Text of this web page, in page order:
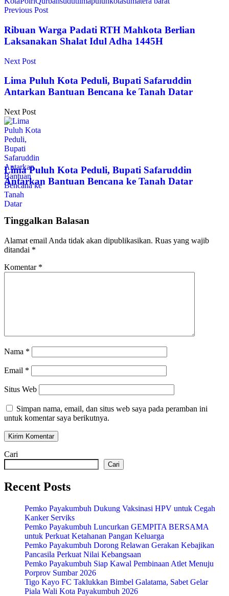
Previous Post
Ribuan Warga Padati RTH Mahkota Berlian
Laksanakan Shalat Idul Adha 1445H
Next Post
Lima Puluh Kota Peduli, Bupati Safaruddin
Antarkan Bantuan Bencana ke Tanah Datar
Next Post
Lima Puluh Kota Peduli, Bupati Safaruddin
Antarkan Bantuan Bencana ke Tanah Datar
Tinggalkan Balasan
Alamat email Anda tidak akan dipublikasikan. Ruas yang wajib
ditandai *
Komentar *
Nama *
Email *
Situs Web
Simpan nama, email, dan situs web saya pada peramban ini
untuk komentar saya berikutnya.
Cari
Cari
Recent Posts
Pemko Payakumbuh Dukung Vaksinasi HPV untuk Cegah
Kanker Serviks
Pemko Payakumbuh Luncurkan GEMPITA BERSAMA
untuk Perkuat Ketahanan Pangan Keluarga
Pemko Payakumbuh Dorong Relawan Gerakan Kebajikan
Pancasila Perkuat Nilai Kebangsaan
Pemko Payakumbuh Siap Kawal Pembinaan Atlet Menuju
Porprov Sumbar 2026
Tigo Kayo FC Taklukkan Bimbel Galatama, Sabet Gelar
Piala Wali Kota Payakumbuh 2026